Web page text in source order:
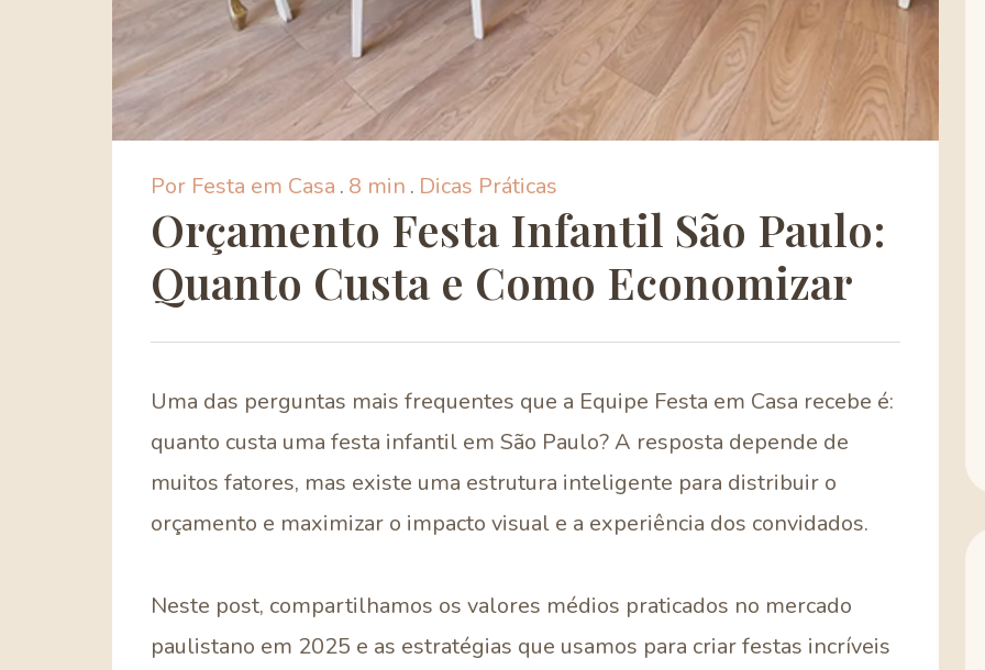
Por Festa em Casa . 8 min . Dicas Práticas
Orçamento Festa Infantil São Paulo:
Quanto Custa e Como Economizar
Uma das perguntas mais frequentes que a Equipe Festa em Casa recebe é:
quanto custa uma festa infantil em São Paulo? A resposta depende de
muitos fatores, mas existe uma estrutura inteligente para distribuir o
orçamento e maximizar o impacto visual e a experiência dos convidados.
Neste post, compartilhamos os valores médios praticados no mercado
paulistano em 2025 e as estratégias que usamos para criar festas incríveis